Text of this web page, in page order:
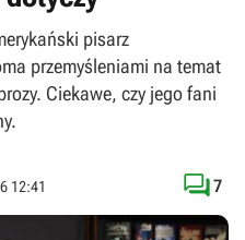
pisarz
przemyśleniami na temat
Ciekawe, czy jego fani
12:41 7